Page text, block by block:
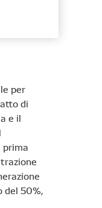
per
di
e il
del 50%,